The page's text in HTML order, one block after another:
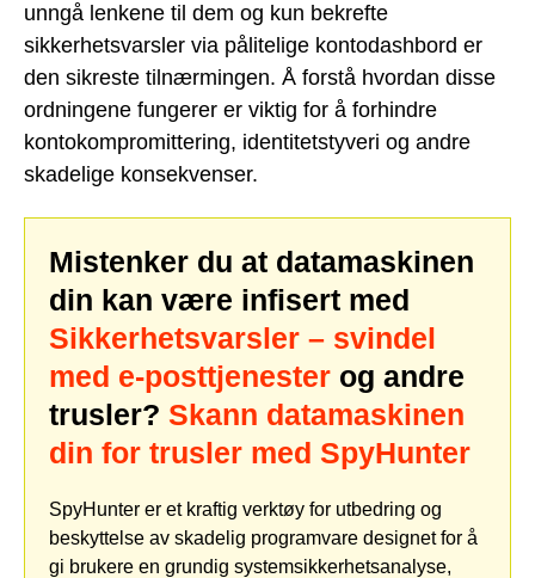
unngå lenkene til dem og kun bekrefte
sikkerhetsvarsler via pålitelige kontodashbord er
den sikreste tilnærmingen. Å forstå hvordan disse
ordningene fungerer er viktig for å forhindre
kontokompromittering, identitetstyveri og andre
skadelige konsekvenser.
Mistenker du at datamaskinen
din kan være infisert med
Sikkerhetsvarsler – svindel
med e-posttjenester og andre
trusler? Skann datamaskinen
din for trusler med SpyHunter
SpyHunter er et kraftig verktøy for utbedring og
beskyttelse av skadelig programvare designet for å
gi brukere en grundig systemsikkerhetsanalyse,